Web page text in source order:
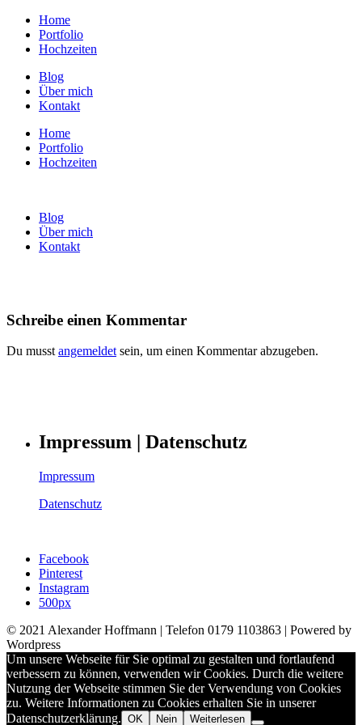
Home
Portfolio
Hochzeiten
Blog
Über mich
Kontakt
Home
Portfolio
Hochzeiten
Blog
Über mich
Kontakt
Schreibe einen Kommentar
Du musstangemeldetsein, um einen Kommentar abzugeben.
Impressum | Datenschutz
Impressum
Datenschutz
Facebook
Pinterest
Instagram
500px
© 2021 Alexander Hoffmann | Telefon 0179 1103863 | Powered by
Wordpress
Um unsere Webseite für Sie optimal zu gestalten und fortlaufend
verbessern zu können, verwenden wir Cookies. Durch die weitere
Nutzung der Webseite stimmen Sie der Verwendung von Cookies
zu. Weitere Informationen zu Cookies erhalten Sie in unserer
Datenschutzerklärung. OK Nein Weiterlesen